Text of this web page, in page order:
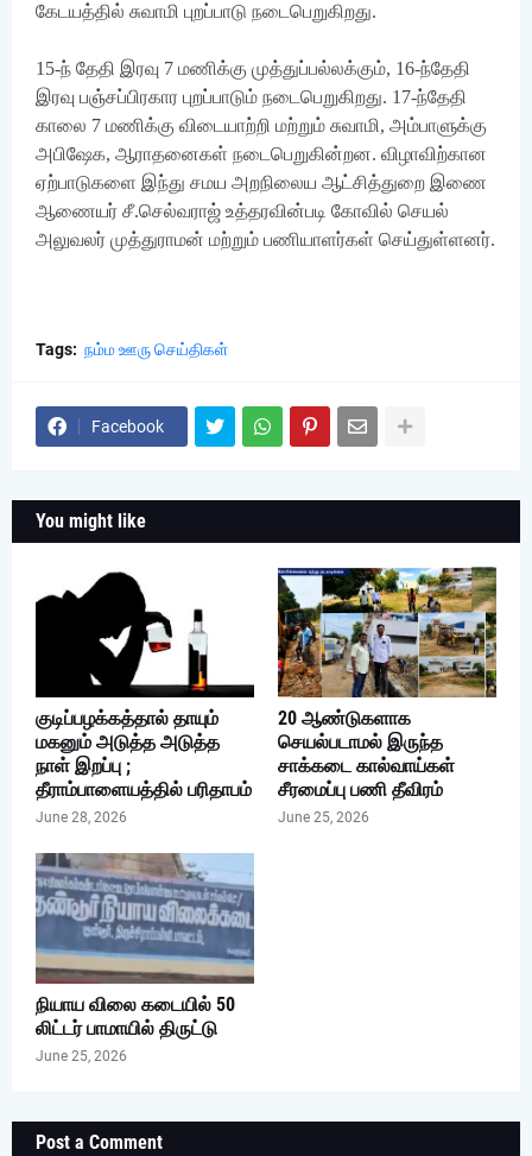
கேடயத்தில் சுவாமி புறப்பாடு நடைபெறுகிறது.
15-ந் தேதி இரவு 7 மணிக்கு முத்துப்பல்லக்கும், 16-ந்தேதி
இரவு பஞ்சப்பிரகார புறப்பாடும் நடைபெறுகிறது. 17-ந்தேதி
காலை 7 மணிக்கு விடையாற்றி மற்றும் சுவாமி, அம்பாளுக்கு
அபிஷேக, ஆராதனைகள் நடைபெறுகின்றன. விழாவிற்கான
ஏற்பாடுகளை இந்து சமய அறநிலைய ஆட்சித்துறை இணை
ஆணையர் சீ.செல்வராஜ் உத்தரவின்படி கோவில் செயல்
அலுவலர் முத்துராமன் மற்றும் பணியாளர்கள் செய்துள்ளனர்.
Tags: நம்ம ஊரு செய்திகள்
Facebook
You might like
குடிப்பழக்கத்தால் தாயும்
மகனும் அடுத்த அடுத்த
நாள் இறப்பு ;
தீராம்பாளையத்தில் பரிதாபம்
June 28, 2026
20 ஆண்டுகளாக
செயல்படாமல் இருந்த
சாக்கடை கால்வாய்கள்
சீரமைப்பு பணி தீவிரம்
June 25, 2026
நியாய விலை கடையில் 50
லிட்டர் பாமாயில் திருட்டு
June 25, 2026
Post a Comment